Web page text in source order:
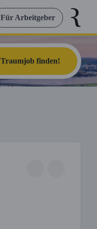
Für Arbeitgeber
Traumjob finden!